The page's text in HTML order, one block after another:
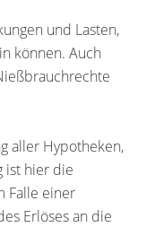
und Lasten,
können. Auch
aller Hypotheken,
ist hier die
Falle einer
Erlöses an die